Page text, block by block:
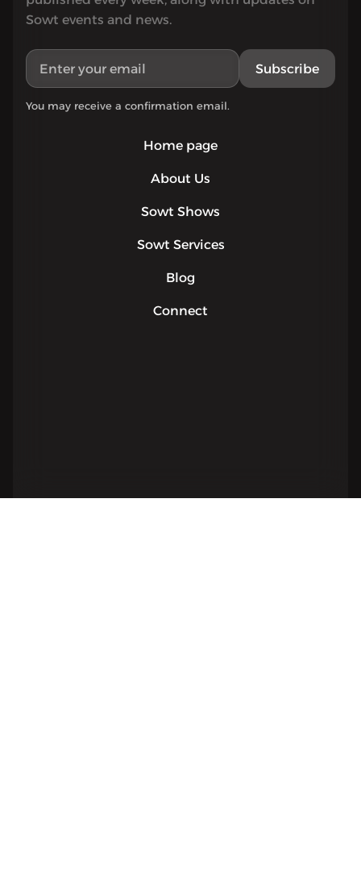
Home page
About Us
Sowt Shows
Sowt Services
Blog
Connect
Sowt events and news.
Subscribe
You may receive a confirmation email.